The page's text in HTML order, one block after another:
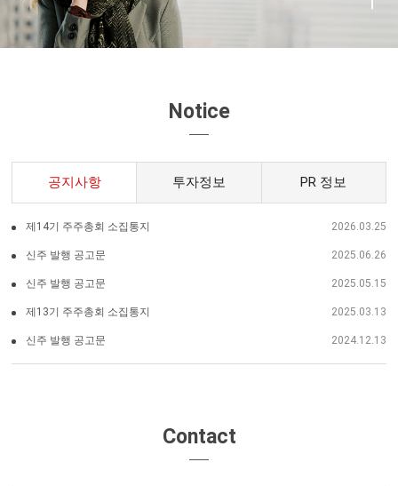
Notice
공지사항 투자정보 PR 정보
제14기 주주총회 소집통지 2026.03.25
신주 발행 공고문 2025.06.26
신주 발행 공고문 2025.05.15
제13기 주주총회 소집통지 2025.03.13
신주 발행 공고문 2024.12.13
Contact